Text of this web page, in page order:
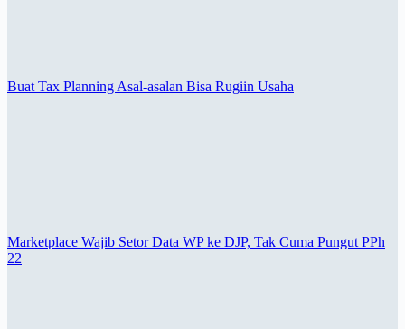
Buat Tax Planning Asal-asalan Bisa Rugiin Usaha
Marketplace Wajib Setor Data WP ke DJP, Tak Cuma Pungut PPh
22